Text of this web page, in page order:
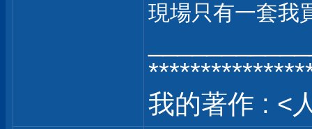
現場只有一套我
我的著作 : <